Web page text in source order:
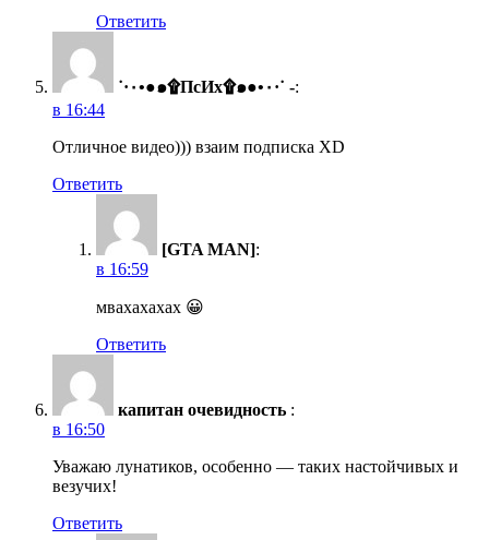
Ответить
˙·٠•●๑۩ПсИх۩๑●•٠·˙ -:
в 16:44
Отличное видео))) взаим подписка XD
Ответить
[GTA MAN]:
в 16:59
мвахахахах 😀
Ответить
капитан очевидность :
в 16:50
Уважаю лунатиков, особенно — таких настойчивых и
везучих!
Ответить